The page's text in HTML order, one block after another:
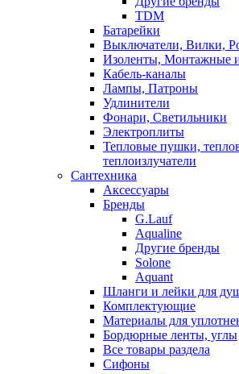
TDM
Батарейки
Выключатели, Вилки,
Изоленты, Монтажные
Кабель-каналы
Лампы, Патроны
Удлинители
Фонари, Светильники
Электроплиты
Тепловые пушки,
теплоизлучатели
Сантехника
Аксессуары
Бренды
G.Lauf
Aqualine
Другие бренды
Solone
Aquant
Шланги и лейки для
Комплектующие
Материалы для
Бордюрные ленты, углы
Все товары раздела
Сифоны